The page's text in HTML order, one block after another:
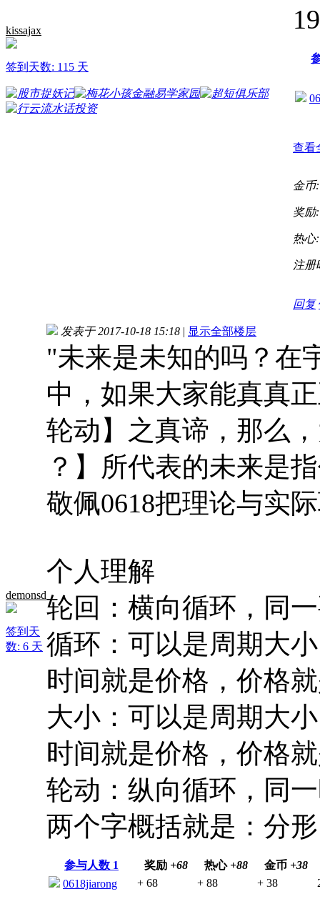
kissajax
签到天数: 115 天
查看
金币:
奖励:
热心:
注册
回复
demonsd
签到天
数: 6 天
发表于 2017-10-18 15:18 | 显示全部楼层
"未来是未知的吗？在
中，如果大家能真真
轮动】之真谛，那么
？】所代表的未来是
敬佩0618把理论与实
个人理解
轮回：横向循环，同
循环：可以是周期大
时间就是价格，价格
大小：可以是周期大
时间就是价格，价格
轮动：纵向循环，同
两个字概括就是：分
参与人数 1 奖励 +68 热心 +88 金币 +38
0618jiarong
+ 68 + 88 + 38